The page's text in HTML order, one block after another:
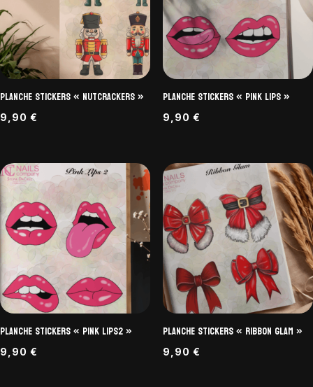
Planche Stickers « NutCrackers »
9,90 €
Planche Stickers « Pink Lips »
9,90 €
Planche Stickers « Pink Lips2 »
9,90 €
Planche Stickers « Ribbon Glam »
9,90 €